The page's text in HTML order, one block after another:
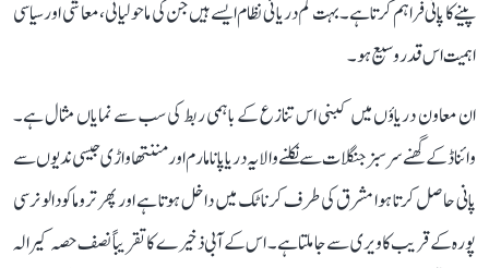
پینے کا پانی فراہم کرتا ہے۔ بہت کم دریائی نظام ایسے ہیں جن کی ماحولیاتی، معاشی اور سیاسی
اہمیت اس قدر وسیع ہو۔
ان معاون دریاؤں میں کبنی اس تنازع کے باہمی ربط کی سب سے نمایاں مثال ہے۔
وائناڈ کے گھنے سرسبز جنگلات سے نکلنے والا یہ دریا پانامارم اور مننتھاواڑی جیسی ندیوں سے
پانی حاصل کرتا ہوا مشرق کی طرف کرناٹک میں داخل ہوتا ہے اور پھر تروماکودالو نرسی
پورہ کے قریب کاویری سے جا ملتا ہے۔ اس کے آبی ذخیرے کا تقریباً نصف حصہ کیرالہ